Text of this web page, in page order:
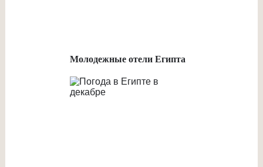
Молодежные отели Египта